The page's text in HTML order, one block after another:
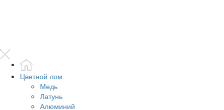
Цветной лом
Медь
Латунь
Алюминий